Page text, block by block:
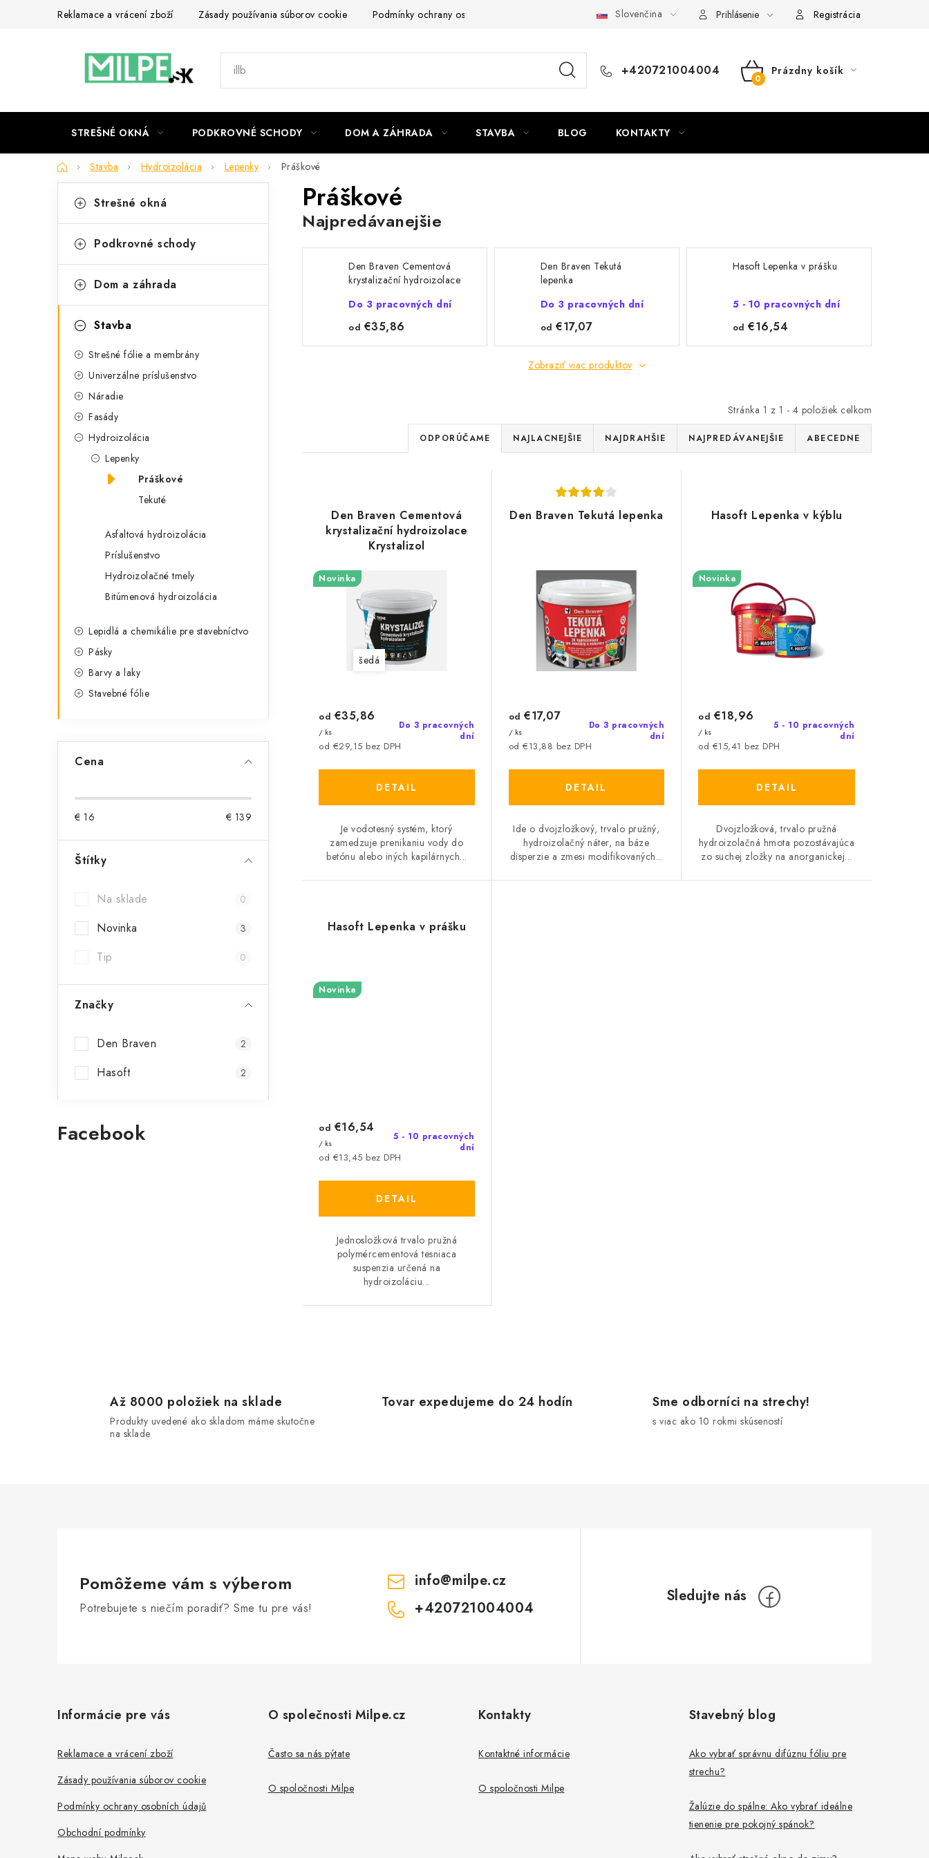
Reklamace a vrácení zboží Zásady používania súborov cookie Podmínky ochrany osobních údajů Obchodní podmínky Mapa webu Milpe.sk
Slovenčina Prihlásenie Registrácia
+420721004004
NÁKUPNÝ
Prázdny košík
STREŠNÉ OKNÁ PODKROVNÉ SCHODY DOM A ZÁHRADA STAVBA BLOG KONTAKTY
DomovStavba Hydroizolácia Lepenky Práškové
o
n
ý
kategórie
a
e
ó
Strešné okná
Podkrovné schody
Dom a záhrada
Stavba
Strešné fólie a membrány
Univerzálne príslušenstvo
Náradie
Fasády
Hydroizolácia
Lepenky
Práškové
Tekuté
Asfaltová hydroizolácia
Príslušenstvo
Hydroizolačné tmely
Bitúmenová hydroizolácia
Lepidlá a chemikálie pre stavebníctvo
Pásky
Barvy a laky
Stavebné fólie
Cena
€ 16 € 139
Štítky
Na sklade 0
Novinka 3
Tip 0
Značky
Den Braven 2
Hasoft 2
Facebook
Práškové
Najpredávanejšie
Den Braven Cementová
krystalizační hydroizolace
Do 3 pracovných dní
od €35,86
Den Braven Tekutá
lepenka
Do 3 pracovných dní
od €17,07
Hasoft Lepenka v prášku
5 - 10 pracovných dní
od €16,54
Zobraziť viac produktov
Stránka 1 z 1 - 4 položiek celkom
R
a
e
n
e
p
r
o
u
t
o
v
ODPORÚČAME NAJLACNEJŠIE NAJDRAHŠIE NAJPREDÁVANEJŠIE ABECEDNE
Den Braven Cementová
krystalizační hydroizolace
Krystalizol
Novinka
šedá
Do 3 pracovných
dní
od €29,15 bez DPH
od €35,86
/ ks
DETAIL
Je vodotesný systém, ktorý
zamedzuje prenikaniu vody do
betónu alebo iných kapilárnych...
Den Braven Tekutá lepenka
Do 3 pracovných
dní
od €13,88 bez DPH
od €17,07
/ ks
DETAIL
Ide o dvojzložkový, trvalo pružný,
hydroizolačný náter, na báze
disperzie a zmesi modifikovaných...
Hasoft Lepenka v kýblu
Novinka
5 - 10 pracovných
dní
od €15,41 bez DPH
od €18,96
/ ks
DETAIL
Dvojzložková, trvalo pružná
hydroizolačná hmota pozostávajúca
zo suchej zložky na anorganickej...
Hasoft Lepenka v prášku
Novinka
5 - 10 pracovných
dní
od €13,45 bez DPH
od €16,54
/ ks
DETAIL
Jednosložková trvalo pružná
polymércementová tesniaca
suspenzia určená na
hydroizoláciu...
á
v
ý
p
i
u
Až 8000 položiek na sklade
Produkty uvedené ako skladom máme skutočne
na sklade
Tovar expedujeme do 24 hodín Sme odborníci na strechy!
s viac ako 10 rokmi skúseností
Pomôžeme vám s výberom
Potrebujete s niečím poradiť? Sme tu pre vás!
info@milpe.cz
+420721004004
Informácie pre vás
Reklamace a vrácení zboží
Zásady používania súborov cookie
Podmínky ochrany osobních údajů
Obchodní podmínky
O společnosti Milpe.cz
Často sa nás pýtate
O spoločnosti Milpe
Kontakty
Kontaktné informácie
O spoločnosti Milpe
Stavebný blog
Ako vybrať správnu difúznu fóliu pre
strechu?
Žalúzie do spálne: Ako vybrať ideálne
tienenie pre pokojný spánok?